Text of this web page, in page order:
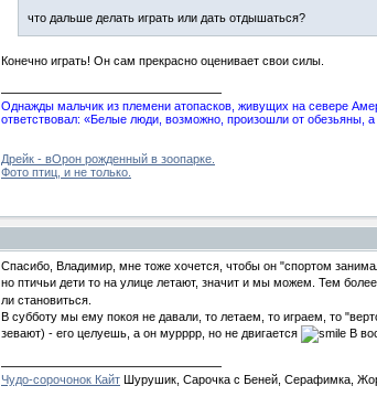
что дальше делать играть или дать отдышаться?
Конечно играть! Он сам прекрасно оценивает свои силы.
Однажды мальчик из племени атопасков, живущих на севере
ответствовал: «Белые люди, возможно, произошли от обезьяны,
Дрейк - вОрон рожденный в зоопарке.
Фото птиц, и не только.
Спасибо, Владимир, мне тоже хочется, чтобы он "спортом
но птичьи дети то на улице летают, значит и мы можем. Тем
ли становиться.
В субботу мы ему покоя не давали, то летаем, то играем, то
зевают) - его целуешь, а он мурррр, но не двигается
В
Чудо-сорочонок Кайт Шурушик, Сарочка с Беней, Серафимка,